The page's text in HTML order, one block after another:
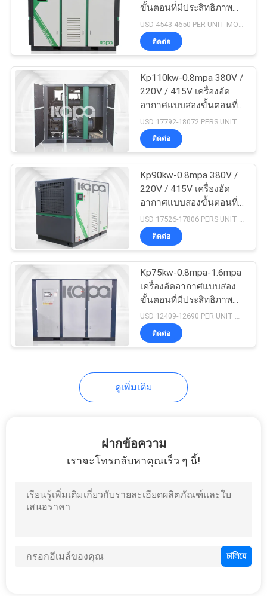
เกลียวอุตสาหกรรม
เครื่องอัดอากาศแบบ
สกรูแบบพกพา
38
อุปกรณ์บำบัดอากาศ
อัด
16
สถานีอัดอากาศ
อะไหล่แอร์
ขั้นตอนที่มีประสิทธิภาพ
และประหยัดพลังงาน
USD 4543-4650 PER UNIT MOQ:1
ติดต่อ
Kp110kw-0.8mpa 380V /
220V / 415V เครื่องอัด
อากาศแบบสองขั้นตอนที่มี
ประสิทธิภาพและประหยัด
พลังงาน
ติดต่อ
Kp90kw-0.8mpa 380V /
220V / 415V เครื่องอัด
อากาศแบบสองขั้นตอนที่มี
ประสิทธิภาพและประหยัด
พลังงาน
ติดต่อ
Kp75kw-0.8mpa-1.6mpa
เครื่องอัดอากาศแบบสอง
ขั้นตอนที่มีประสิทธิภาพ
และประหยัดพลังงาน
USD 12409-12690 PER UNIT MOQ:1
ติดต่อ
ดูเพิ่มเติม
ฝากข้อความ
เราจะโทรกลับหาคุณเร็ว ๆ นี้!